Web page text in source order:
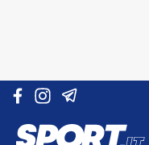
Vai al contenuto